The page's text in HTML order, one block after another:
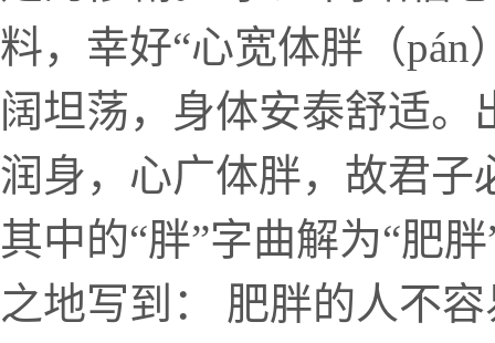
料，幸好“心宽体胖（
阔坦荡，身体安泰舒适。
润身，心广体胖，故君子
其中的“胖”字曲解为“肥
之地写到： 肥胖的人不